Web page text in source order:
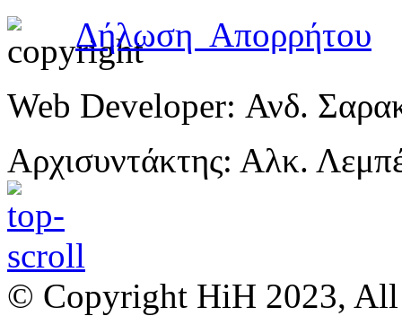
Δήλωση Απορρήτου
Web Developer: Ανδ.
Αρχισυντάκτης: Αλκ.
© Copyright HiH 2023, All